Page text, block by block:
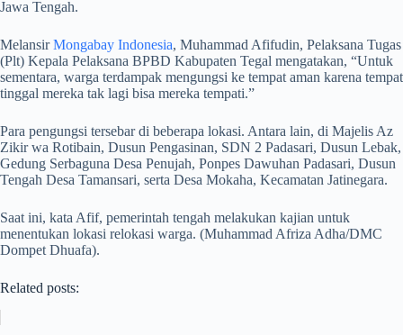
Jawa Tengah.
MelansirMongabay Indonesia, Muhammad Afifudin, Pelaksana Tugas
(Plt) Kepala Pelaksana BPBD Kabupaten Tegal mengatakan, “Untuk
sementara, warga terdampak mengungsi ke tempat aman karena tempat
tinggal mereka tak lagi bisa mereka tempati.”
Para pengungsi tersebar di beberapa lokasi. Antara lain, di Majelis Az
Zikir wa Rotibain, Dusun Pengasinan, SDN 2 Padasari, Dusun Lebak,
Gedung Serbaguna Desa Penujah, Ponpes Dawuhan Padasari, Dusun
Tengah Desa Tamansari, serta Desa Mokaha, Kecamatan Jatinegara.
Saat ini, kata Afif, pemerintah tengah melakukan kajian untuk
menentukan lokasi relokasi warga. (Muhammad Afriza Adha/DMC
Dompet Dhuafa).
Related posts: